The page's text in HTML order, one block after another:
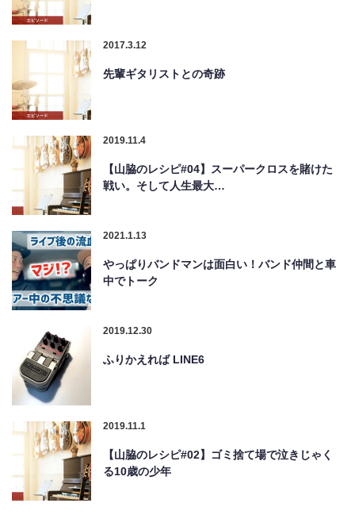
2017.3.12
先輩ギタリストとの奇跡
2019.11.4
【山脇のレシピ#04】スーパークロスを賭けた
戦い。そして人生最大…
2021.1.13
やっぱりバンドマンは面白い！バンド仲間と車
中でトーク
2019.12.30
ふりかえれば LINE6
2019.11.1
【山脇のレシピ#02】ゴミ捨て場で泣きじゃく
る10歳の少年